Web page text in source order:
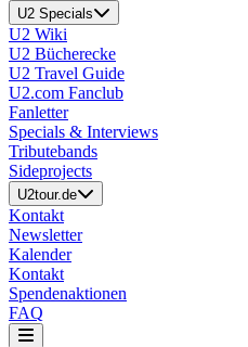
U2 Specials
U2 Wiki
U2 Bücherecke
U2 Travel Guide
U2.com Fanclub
Fanletter
Specials & Interviews
Tributebands
Sideprojects
U2tour.de
Kontakt
Newsletter
Kalender
Kontakt
Spendenaktionen
FAQ